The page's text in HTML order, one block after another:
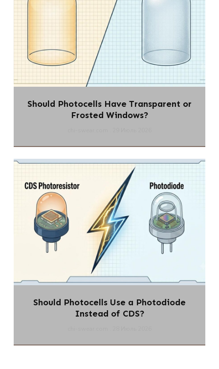
Should Photocells Have Transparent or
Frosted Windows?
Should Photocells Use a Photodiode
Instead of CDS?